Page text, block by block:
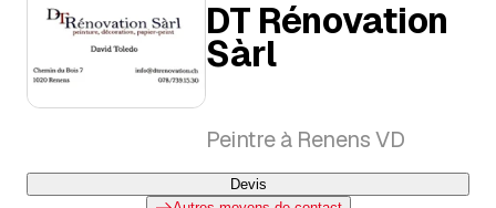
DT Rénovation
Sàrl
Peintre à Renens VD
Devis